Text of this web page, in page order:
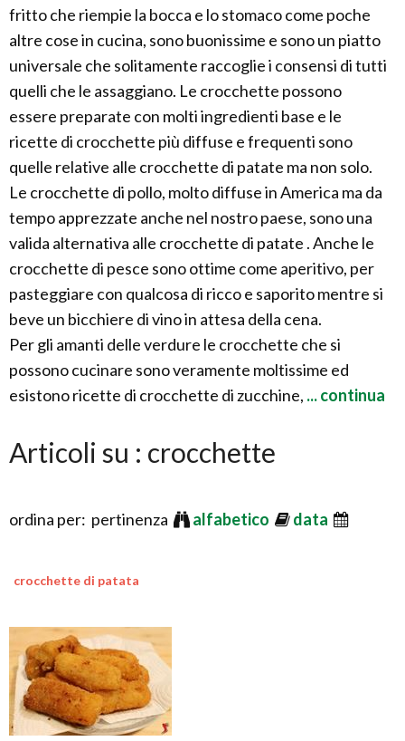
fritto che riempie la bocca e lo stomaco come poche
altre cose in cucina, sono buonissime e sono un piatto
universale che solitamente raccoglie i consensi di tutti
quelli che le assaggiano. Le crocchette possono
essere preparate con molti ingredienti base e le
ricette di crocchette più diffuse e frequenti sono
quelle relative alle crocchette di patate ma non solo.
Le crocchette di pollo, molto diffuse in America ma da
tempo apprezzate anche nel nostro paese, sono una
valida alternativa alle crocchette di patate . Anche le
crocchette di pesce sono ottime come aperitivo, per
pasteggiare con qualcosa di ricco e saporito mentre si
beve un bicchiere di vino in attesa della cena.
Per gli amanti delle verdure le crocchette che si
possono cucinare sono veramente moltissime ed
esistono ricette di crocchette di zucchine, ... continua
Articoli su : crocchette
ordina per: pertinenza alfabetico data
crocchette di patata